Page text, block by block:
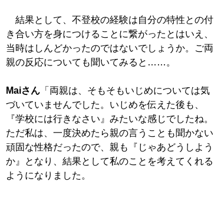
結果として、不登校の経験は自分の特性との付
き合い方を身につけることに繋がったとはいえ、
当時はしんどかったのではないでしょうか。ご両
親の反応についても聞いてみると……。
Maiさん 「両親は、そもそもいじめについては気
づいていませんでした。いじめを伝えた後も、
『学校には行きなさい』みたいな感じでしたね。
ただ私は、一度決めたら親の言うことも聞かない
頑固な性格だったので、親も『じゃあどうしよう
か』となり、結果として私のことを考えてくれる
ようになりました。